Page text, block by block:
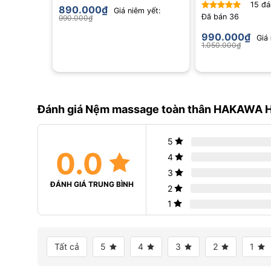
890.000₫
Giá niêm yết:
990.000₫
Được xếp
5 sao
15
Đã bán 36
990.000₫
Giá
1.050.000₫
Đánh giá Nệm massage toàn thân HAKAWA
0.0
ĐÁNH GIÁ TRUNG BÌNH
5
4
3
2
1
Tất cả 5 4 3 2 1